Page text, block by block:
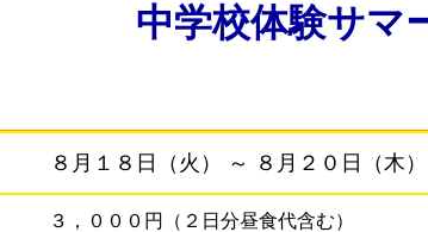
体験サマー
８月１８日（火） ～ ８月２０日（木）
３，０００円（２日分昼食代含む